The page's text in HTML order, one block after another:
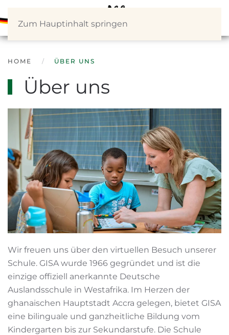
Zum Hauptinhalt springen
HOME ÜBER UNS
Über uns
Wir freuen uns über den virtuellen Besuch unserer
Schule. GISA wurde 1966 gegründet und ist die
einzige offiziell anerkannte Deutsche
Auslandsschule in Westafrika. Im Herzen der
ghanaischen Hauptstadt Accra gelegen, bietet GISA
eine bilinguale und ganzheitliche Bildung vom
Kindergarten bis zur Sekundarstufe. Die Schule